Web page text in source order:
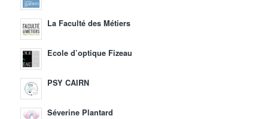
La Faculté des Métiers
Ecole d’optique Fizeau
PSY CAIRN
Séverine Plantard